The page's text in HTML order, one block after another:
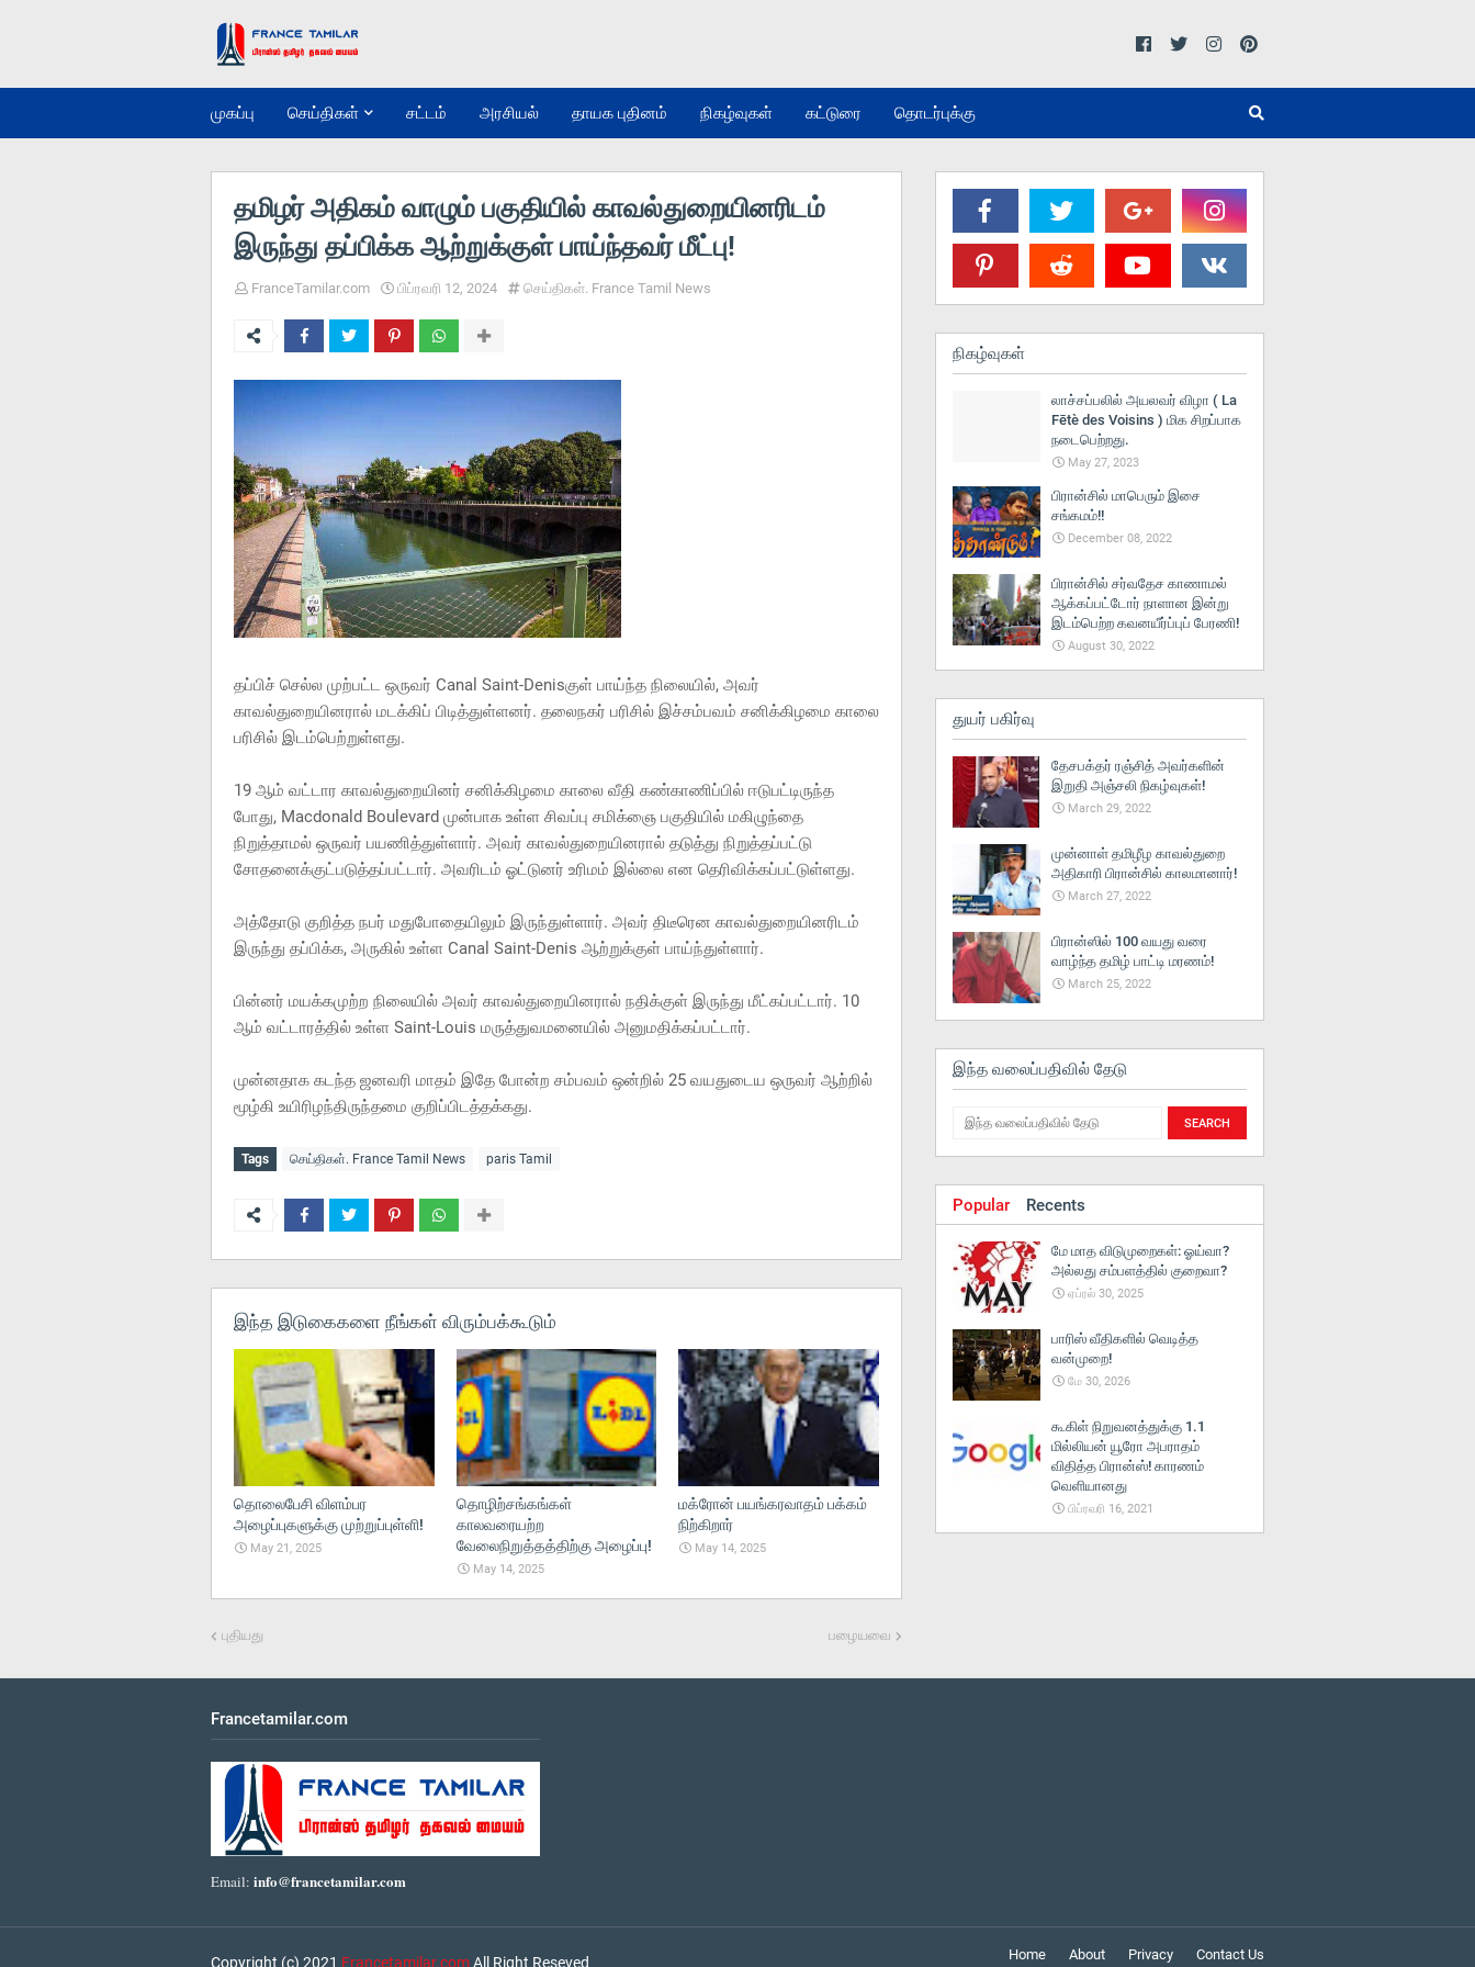
முகப்பு செய்திகள் சட்டம் அரசியல் தாயக புதினம் நிகழ்வுகள் கட்டுரை தொடர்புக்கு
தமிழர் அதிகம் வாழும் பகுதியில் காவல்துறையினரிடம்
இருந்து தப்பிக்க ஆற்றுக்குள் பாய்ந்தவர் மீட்பு!
FranceTamilar.com பிப்ரவரி 12, 2024 செய்திகள். France Tamil News
தப்பிச் செல்ல முற்பட்ட ஒருவர் Canal Saint-Denisகுள் பாய்ந்த நிலையில், அவர்
காவல்துறையினரால் மடக்கிப் பிடித்துள்ளனர். தலைநகர் பரிசில் இச்சம்பவம் சனிக்கிழமை காலை
பரிசில் இடம்பெற்றுள்ளது.
19 ஆம் வட்டார காவல்துறையினர் சனிக்கிழமை காலை வீதி கண்காணிப்பில் ஈடுபட்டிருந்த
போது, Macdonald Boulevard முன்பாக உள்ள சிவப்பு சமிக்ஞை பகுதியில் மகிழுந்தை
நிறுத்தாமல் ஒருவர் பயணித்துள்ளார். அவர் காவல்துறையினரால் தடுத்து நிறுத்தப்பட்டு
சோதனைக்குட்படுத்தப்பட்டார். அவரிடம் ஓட்டுனர் உரிமம் இல்லை என தெரிவிக்கப்பட்டுள்ளது.
அத்தோடு குறித்த நபர் மதுபோதையிலும் இருந்துள்ளார். அவர் திடீரென காவல்துறையினரிடம்
இருந்து தப்பிக்க, அருகில் உள்ள Canal Saint-Denis ஆற்றுக்குள் பாய்ந்துள்ளார்.
பின்னர் மயக்கமுற்ற நிலையில் அவர் காவல்துறையினரால் நதிக்குள் இருந்து மீட்கப்பட்டார். 10
ஆம் வட்டாரத்தில் உள்ள Saint-Louis மருத்துவமனையில் அனுமதிக்கப்பட்டார்.
முன்னதாக கடந்த ஜனவரி மாதம் இதே போன்ற சம்பவம் ஒன்றில் 25 வயதுடைய ஒருவர் ஆற்றில்
மூழ்கி உயிரிழந்திருந்தமை குறிப்பிடத்தக்கது.
Tags செய்திகள். France Tamil News paris Tamil
இந்த இடுகைகளை நீங்கள் விரும்பக்கூடும்
தொலைபேசி விளம்பர
அழைப்புகளுக்கு முற்றுப்புள்ளி!
May 21, 2025
தொழிற்சங்கங்கள்
காலவரையற்ற
வேலைநிறுத்தத்திற்கு அழைப்பு!
May 14, 2025
மக்ரோன் பயங்கரவாதம் பக்கம்
நிற்கிறார்
May 14, 2025
புதியது பழையவை
நிகழ்வுகள்
லாச்சப்பலில் அயலவர் விழா ( La
Fētè des Voisins ) மிக சிறப்பாக
நடைபெற்றது.
May 27, 2023
பிரான்சில் மாபெரும் இசை
சங்கமம்!!
December 08, 2022
பிரான்சில் சர்வதேச காணாமல்
ஆக்கப்பட்டோர் நாளான இன்று
இடம்பெற்ற கவனயீர்ப்புப் பேரணி!
August 30, 2022
துயர் பகிர்வு
தேசபக்தர் ரஞ்சித் அவர்களின்
இறுதி அஞ்சலி நிகழ்வுகள்!
March 29, 2022
முன்னாள் தமிழீழ காவல்துறை
அதிகாரி பிரான்சில் காலமானார்!
March 27, 2022
பிரான்ஸில் 100 வயது வரை
வாழ்ந்த தமிழ் பாட்டி மரணம்!
March 25, 2022
இந்த வலைப்பதிவில் தேடு
Popular Recents
மே மாத விடுமுறைகள்: ஓய்வா?
அல்லது சம்பளத்தில் குறைவா?
ஏப்ரல் 30, 2025
பாரிஸ் வீதிகளில் வெடித்த
வன்முறை!
மே 30, 2026
கூகிள் நிறுவனத்துக்கு 1.1
மில்லியன் யூரோ அபராதம்
விதித்த பிரான்ஸ்! காரணம்
வெளியானது
பிப்ரவரி 16, 2021
Francetamilar.com
Email: info@francetamilar.com
Home About Privacy Contact Us
Copyright (c) 2021 Francetamilar.comAll Right Reseved